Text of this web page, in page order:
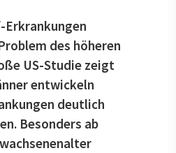
des höheren
US-Studie zeigt
entwickeln
deutlich
Besonders ab